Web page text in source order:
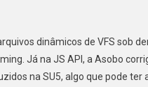
dinâmicos de VFS sob
Já na JS API, a Asobo
na SU5, algo que pode